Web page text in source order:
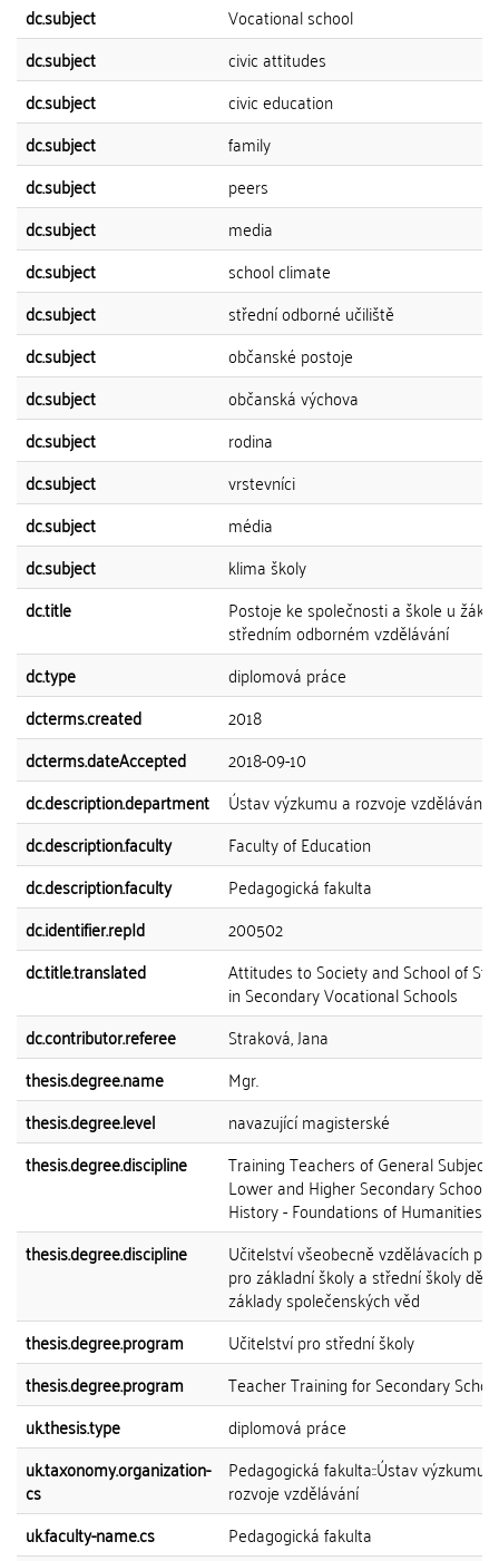
dc.subject
Vocational school
dc.subject
civic attitudes
dc.subject
civic education
dc.subject
family
dc.subject
peers
dc.subject
media
dc.subject
school climate
dc.subject
střední odborné učiliště
dc.subject
občanské postoje
dc.subject
občanská výchova
dc.subject
rodina
dc.subject
vrstevníci
dc.subject
média
dc.subject
klima školy
dc.title
Postoje ke společnosti a škole u
středním odborném vzdělávání
dc.type
diplomová práce
dcterms.created
2018
dcterms.dateAccepted
2018-09-10
dc.description.department
Ústav výzkumu a rozvoje vzdělávání
dc.description.faculty
Faculty of Education
dc.description.faculty
Pedagogická fakulta
dc.identifier.repId
200502
dc.title.translated
Attitudes to Society and School of
in Secondary Vocational Schools
dc.contributor.referee
Straková, Jana
thesis.degree.name
Mgr.
thesis.degree.level
navazující magisterské
thesis.degree.discipline
Training Teachers of General
Lower and Higher Secondary Schools
History - Foundations of Humanities
thesis.degree.discipline
Učitelství všeobecně vzdělávacích
pro základní školy a střední školy
základy společenských věd
thesis.degree.program
Učitelství pro střední školy
thesis.degree.program
Teacher Training for Secondary
uk.thesis.type
diplomová práce
uk.taxonomy.organization-
cs
Pedagogická fakulta::Ústav výzkumu a
rozvoje vzdělávání
uk.faculty-name.cs
Pedagogická fakulta